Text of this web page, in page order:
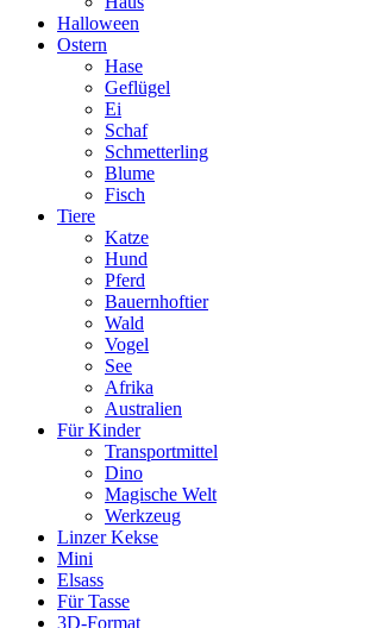
Halloween
Ostern
Hase
Geflügel
Ei
Schaf
Schmetterling
Blume
Fisch
Tiere
Katze
Hund
Pferd
Bauernhoftier
Wald
Vogel
See
Afrika
Australien
Für Kinder
Transportmittel
Dino
Magische Welt
Werkzeug
Linzer Kekse
Mini
Elsass
Für Tasse
3D-Format